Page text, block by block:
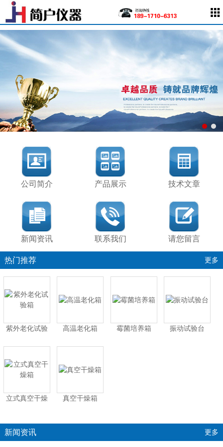
产
公司简介 产品展示 技术文章
新闻资讯 联系我们 请您留言
热门推荐 更多
紫外老化试验
高温老化箱 霉菌培养箱 振动试验台
立式真空干燥
真空干燥箱
新闻资讯 更多